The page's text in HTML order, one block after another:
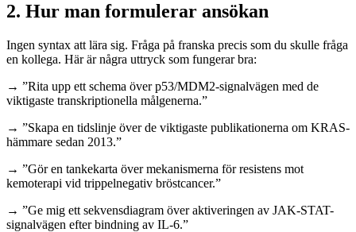
2. Hur man formulerar ansökan
Ingen syntax att lära sig. Fråga på franska precis som du skulle fråga
en kollega. Här är några uttryck som fungerar bra:
→ ”Rita upp ett schema över p53/MDM2-signalvägen med de
viktigaste transkriptionella målgenerna.”
→ ”Skapa en tidslinje över de viktigaste publikationerna om KRAS-
hämmare sedan 2013.”
→ ”Gör en tankekarta över mekanismerna för resistens mot
kemoterapi vid trippelnegativ bröstcancer.”
→ ”Ge mig ett sekvensdiagram över aktiveringen av JAK-STAT-
signalvägen efter bindning av IL-6.”